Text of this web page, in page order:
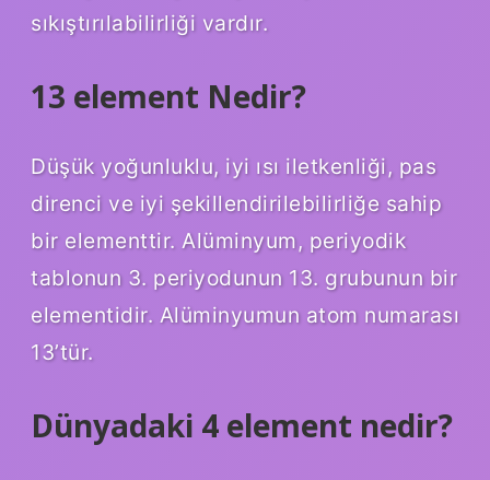
sıkıştırılabilirliği vardır.
13 element Nedir?
Düşük yoğunluklu, iyi ısı iletkenliği, pas
direnci ve iyi şekillendirilebilirliğe sahip
bir elementtir. Alüminyum, periyodik
tablonun 3. periyodunun 13. grubunun bir
elementidir. Alüminyumun atom numarası
13’tür.
Dünyadaki 4 element nedir?